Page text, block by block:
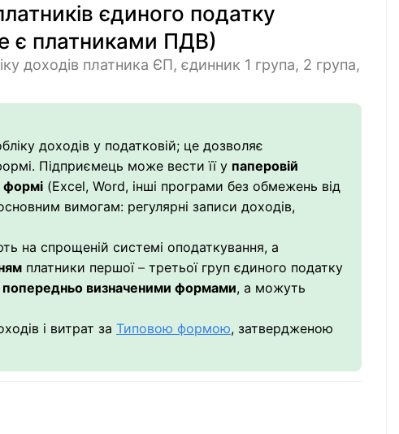
єдиного податку
є платниками ПДВ)
доходів платника ЄП, єдинник 1 група, 2 група,
доходів у податковій; це дозволяє
Підприємець може вести її у паперовій
формі (Excel, Word, інші програми без обмежень від
вимогам: регулярні записи доходів,
на спрощеній системі оподаткування, а
платники першої – третьої груп єдиного податку
попередньо визначеними формами, а можуть
і витрат за Типовою формою, затвердженою